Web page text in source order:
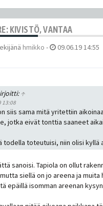
KIVISTÖ, VANTAA
hmikko - 09.06.19 14:55
↑
13:08
siis sama mitä yritettiin
jotka eivät tonttia saaneet
todella toteutuisi, niin olisi kyllä
sanoisi. Tapiola on ollut
siellä on jo areena ja
epäillä isomman areenan